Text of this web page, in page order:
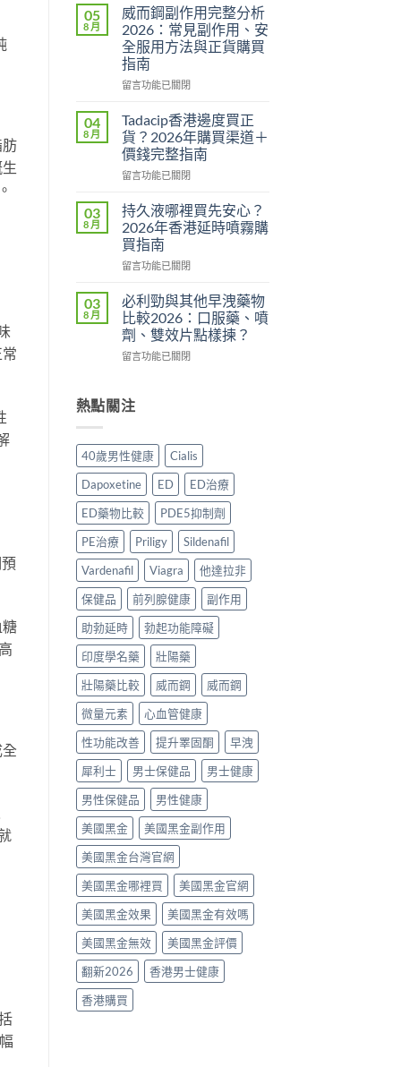
馬
糖
Hamer
效
果
真
有
用
還
是
心
作
用？
2026
香
港
家
實
測
評
價〉
05
8 月
威而鋼副作用完整分析
2026：常見副作用、安
全服用方法與正貨購買
指南
在
而
鋼
副
作
用
整
分
析
2026：
常
副
作
用、
安
全
方
正
貨
購
買
指
南〉
留言功能已關閉
04
8 月
Tadacip香港邊度買正
貨？2026年購買渠道＋
價錢完整指南
在
香
港
邊
度
買
貨？
2026
年
購
買
＋
完
整
指
南〉
中
留言功能已關閉
03
8 月
持久液哪裡買先安心？
2026年香港延時噴霧購
買指南
在
久
液
哪
裡
買
心？
香
港
延
時
噴
霧
買
指
南〉
留言功能已關閉
03
8 月
必利勁與其他早洩藥物
比較2026：口服藥、噴
劑、雙效片點樣揀？
在
勁
與
他
早
洩
藥
物
比
2026：
口
服
藥、
噴
劑、
雙
效
片
點
樣
揀？〉
中
留言功能已關閉
熱點關注
40歲男性健康
Cialis
Dapoxetine
ED
ED治療
ED藥物比較
PDE5抑制劑
PE治療
Priligy
Sildenafil
Vardenafil
Viagra
他達拉非
保健品
前列腺健康
副作用
助勃延時
勃起功能障礙
印度學名藥
壯陽藥
壯陽藥比較
威而鋼
威而鋼
微量元素
心血管健康
性功能改善
提升睪固酮
早洩
犀利士
男士保健品
男士健康
男性保健品
男性健康
美國黑金
美國黑金副作用
美國黑金台灣官網
美國黑金哪裡買
美國黑金官網
美國黑金效果
美國黑金有效嗎
美國黑金無效
美國黑金評價
翻新2026
香港男士健康
香港購買